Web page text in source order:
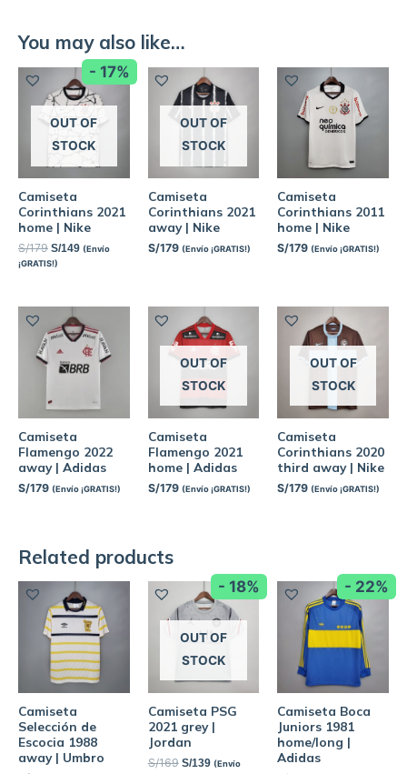
You may also like…
- 17%
OUT OF
STOCK
Camiseta
Corinthians 2021
home | Nike
S/179 S/149 (Envío
¡GRATIS!)
OUT OF
STOCK
Camiseta
Corinthians 2021
away | Nike
S/179 (Envío ¡GRATIS!)
Camiseta
Corinthians 2011
home | Nike
S/179 (Envío ¡GRATIS!)
Camiseta
Flamengo 2022
away | Adidas
S/179 (Envío ¡GRATIS!)
OUT OF
STOCK
Camiseta
Flamengo 2021
home | Adidas
S/179 (Envío ¡GRATIS!)
OUT OF
STOCK
Camiseta
Corinthians 2020
third away | Nike
S/179 (Envío ¡GRATIS!)
Related products
Camiseta
Selección de
Escocia 1988
away | Umbro
- 18%
OUT OF
STOCK
Camiseta PSG
2021 grey |
Jordan
S/169 S/139 (Envío
- 22%
Camiseta Boca
Juniors 1981
home/long |
Adidas